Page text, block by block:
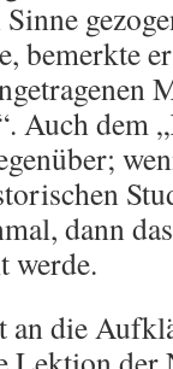
bemerkte
Auch dem
dann
werde.
an die